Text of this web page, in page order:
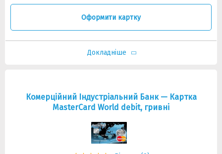
Оформити картку
Докладніше
Комерційний Індустріальний Банк — Картка
MasterCard World debit, гривнi